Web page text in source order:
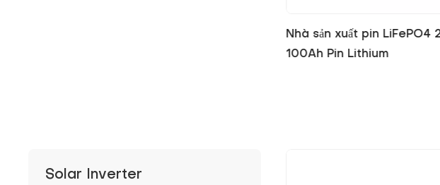
Pin chu kỳ sâu lithium 12V
LiFePO4
Solar Inverter